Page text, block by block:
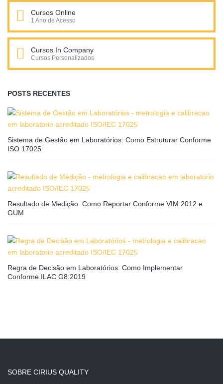
Cursos Online
1 Ano de Acesso
Cursos In Company
Cursos Personalizados
POSTS RECENTES
Sistema de Gestão em Laboratórios: Como Estruturar Conforme
ISO 17025
Resultado de Medição: Como Reportar Conforme VIM 2012 e
GUM
Regra de Decisão em Laboratórios: Como Implementar
Conforme ILAC G8:2019
SOBRE CIRIUS QUALITY